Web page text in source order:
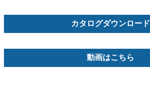
カタログダウンロード
動画はこちら